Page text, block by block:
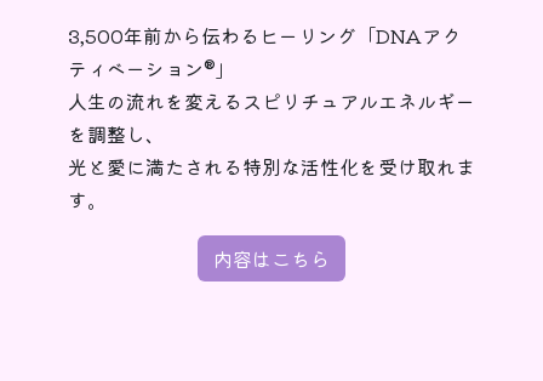
3,500年前から伝わるヒーリング「DNAアク
ティベーション®︎」
人生の流れを変えるスピリチュアルエネルギー
を調整し、
光と愛に満たされる特別な活性化を受け取れま
す。
内容はこちら